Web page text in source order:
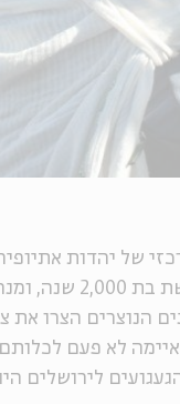
של יהדות
ישראל, כפי שנהוג לקרוא
הנוצרים הצרו את
לא פעם
לירושלים היו